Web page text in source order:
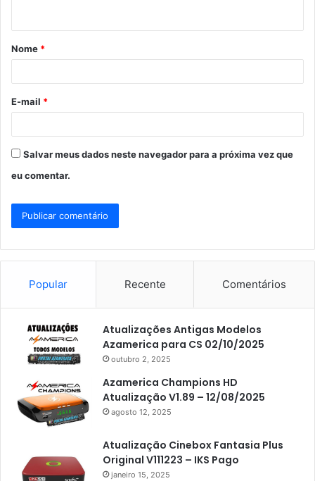
á
r
*
Nome *
E-mail *
Salvar meus dados neste navegador para a próxima vez que
eu comentar.
Popular Recente Comentários
Atualizações Antigas Modelos
Azamerica para CS 02/10/2025
outubro 2, 2025
Azamerica Champions HD
Atualização V1.89 – 12/08/2025
agosto 12, 2025
Atualização Cinebox Fantasia Plus
Original V111223 – IKS Pago
janeiro 15, 2025